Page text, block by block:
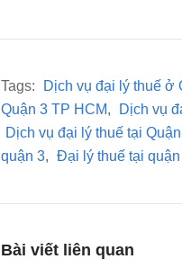
Tags: Dịch vụ đại lý thuế ở
Quận 3 TP HCM, Dịch vụ
Dịch vụ đại lý thuế tại
quận 3, Đại lý thuế tại
Bài viết liên quan